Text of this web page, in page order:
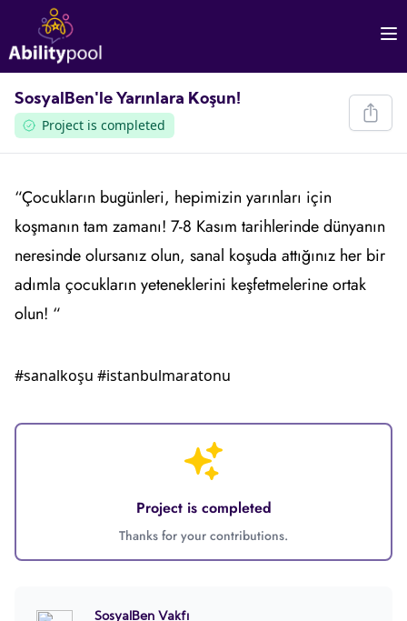
SosyalBen'le Yarınlara Koşun!
Project is completed
“Çocukların bugünleri, hepimizin yarınları için
koşmanın tam zamanı! 7-8 Kasım tarihlerinde dünyanın
neresinde olursanız olun, sanal koşuda attığınız her bir
adımla çocukların yeteneklerini keşfetmelerine ortak
olun! “
#sanalkoşu #istanbulmaratonu
Project is completed
Thanks for your contributions.
SosyalBen Vakfı